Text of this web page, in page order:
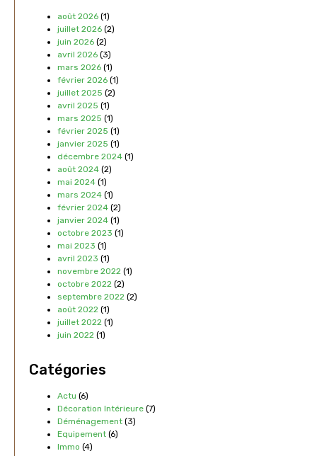
août 2026 (1)
juillet 2026 (2)
juin 2026 (2)
avril 2026 (3)
mars 2026 (1)
février 2026 (1)
juillet 2025 (2)
avril 2025 (1)
mars 2025 (1)
février 2025 (1)
janvier 2025 (1)
décembre 2024 (1)
août 2024 (2)
mai 2024 (1)
mars 2024 (1)
février 2024 (2)
janvier 2024 (1)
octobre 2023 (1)
mai 2023 (1)
avril 2023 (1)
novembre 2022 (1)
octobre 2022 (2)
septembre 2022 (2)
août 2022 (1)
juillet 2022 (1)
juin 2022 (1)
Catégories
Actu (6)
Décoration Intérieure (7)
Déménagement (3)
Equipement (6)
Immo (4)